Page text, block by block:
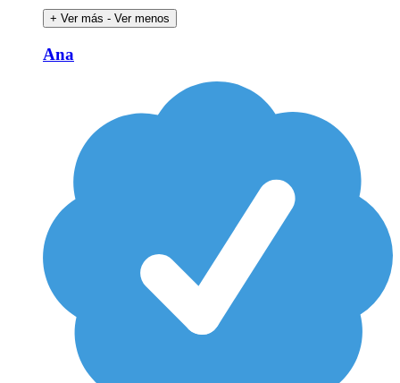
+ Ver más - Ver menos
Ana